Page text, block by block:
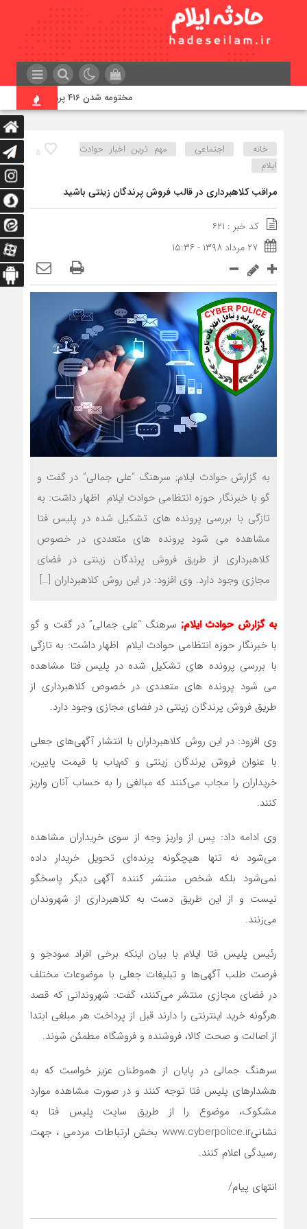
مختومه شدن ۴۱۶ پرونده در هیئت‌های صلح ایلام
۵ خانه اجتماعی
مهم ترین اخبار حوادث
ایلام
مراقب کلاهبرداری در قالب فروش پرندگان زینتی باشید
کد خبر : ۶۲۱
۲۷ مرداد ۱۳۹۸ - ۱۵:۳۶
به گزارش حوادث ایلام; سرهنگ “علی جمالی” در گفت و
گو با خبرنگار حوزه انتظامی حوادث ایلام اظهار داشت: به
تازگی با بررسی پرونده های تشکیل شده در پلیس فتا
مشاهده می شود پرونده های متعددی در خصوص
کلاهبرداری از طریق فروش پرندگان زینتی در فضای
مجازی وجود دارد. وی افزود: در این روش کلاهبرداران […]
به گزارش حوادث ایلام;سرهنگ “علی جمالی” در گفت و گو
با خبرنگار حوزه انتظامی حوادث ایلام اظهار داشت: به تازگی
با بررسی پرونده های تشکیل شده در پلیس فتا مشاهده
می شود پرونده های متعددی در خصوص کلاهبرداری از
طریق فروش پرندگان زینتی در فضای مجازی وجود دارد.
وی افزود: در این روش کلاهبرداران با انتشار آگهی‌های جعلی
با عنوان فروش پرندگان زینتی و کم‌یاب با قیمت پایین،
خریداران را مجاب می‌کنند که مبالغی را به حساب آنان واریز
کنند.
وی ادامه داد: پس از واریز وجه از سوی خریداران مشاهده
می‌شود نه تنها هیچگونه پرنده‌ای تحویل خریدار داده
نمی‌شود بلکه شخص منتشر کننده آگهی دیگر پاسخگو
نیست و از این طریق دست به کلاهبرداری از شهروندان
می‌زنند.
رئیس پلیس فتا ایلام با بیان اینکه برخی افراد سودجو و
فرصت طلب آگهی‌ها و تبلیغات جعلی با موضوعات مختلف
در فضای مجازی منتشر می‌کنند، گفت: شهروندانی که قصد
هرگونه خرید اینترنتی را دارند قبل از پرداخت هر مبلغی ابتدا
از اصالت و صحت کالا، فروشنده و فروشگاه مطمئن شوند.
سرهنگ جمالی در پایان از هموطنان عزیز خواست که به
هشدارهای پلیس فتا توجه کنند و در صورت مشاهده موارد
مشکوک، موضوع را از طریق سایت پلیس فتا به
نشانیwww.cyberpolice.ir بخش ارتباطات مردمی ، جهت
رسیدگی اعلام کنند.
انتهای پیام/